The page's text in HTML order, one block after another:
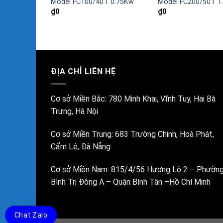
Model FC100/40T 0.75Kw
₫0
Model FC200/50T
₫0
Chat Zalo
ĐỊA CHỈ LIÊN HỆ
Cơ sở Miền Bắc: 780 Minh Khai, Vĩnh Tuy, Hai Bà
Trưng, Hà Nội
Cơ sở Miền Trung: 683 Trường Chinh, Hoà Phát,
Cẩm Lệ, Đà Nẵng
Cơ sở Miền Nam: 815/4/56 Hương Lộ 2 –
Bình Trị Đông A – Quận Bình Tân –Hồ Chí Minh